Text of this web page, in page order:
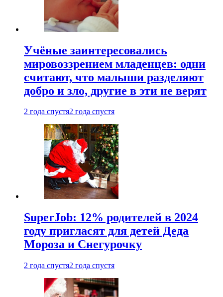
Учёные заинтересовались
мировоззрением младенцев: одни
считают, что малыши разделяют
добро и зло, другие в эти не верят
2 года спустя2 года спустя
SuperJob: 12% родителей в 2024
году пригласят для детей Деда
Мороза и Снегурочку
2 года спустя2 года спустя